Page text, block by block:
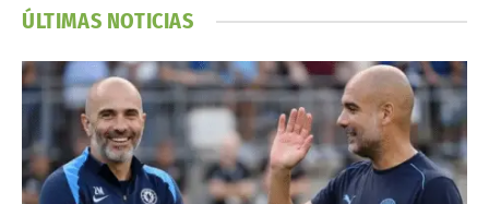
ÚLTIMAS NOTICIAS